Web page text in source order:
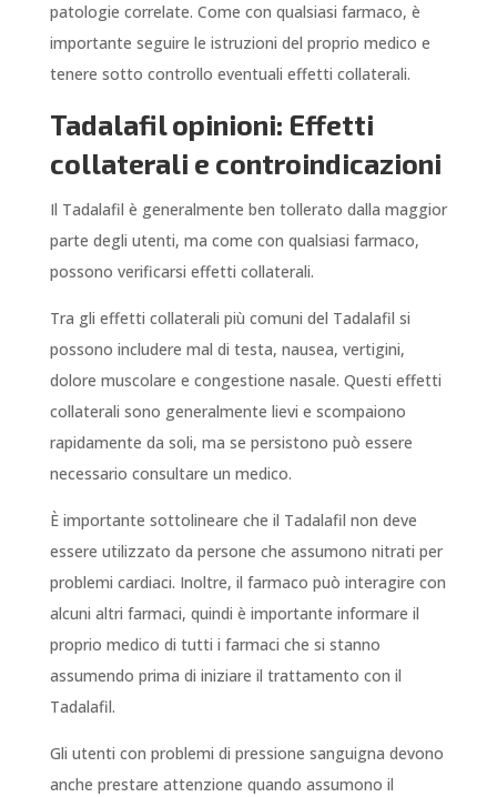
patologie correlate. Come con qualsiasi farmaco, è
importante seguire le istruzioni del proprio medico e
tenere sotto controllo eventuali effetti collaterali.
Tadalafil opinioni: Effetti
collaterali e controindicazioni
Il Tadalafil è generalmente ben tollerato dalla maggior
parte degli utenti, ma come con qualsiasi farmaco,
possono verificarsi effetti collaterali.
Tra gli effetti collaterali più comuni del Tadalafil si
possono includere mal di testa, nausea, vertigini,
dolore muscolare e congestione nasale. Questi effetti
collaterali sono generalmente lievi e scompaiono
rapidamente da soli, ma se persistono può essere
necessario consultare un medico.
È importante sottolineare che il Tadalafil non deve
essere utilizzato da persone che assumono nitrati per
problemi cardiaci. Inoltre, il farmaco può interagire con
alcuni altri farmaci, quindi è importante informare il
proprio medico di tutti i farmaci che si stanno
assumendo prima di iniziare il trattamento con il
Tadalafil.
Gli utenti con problemi di pressione sanguigna devono
anche prestare attenzione quando assumono il